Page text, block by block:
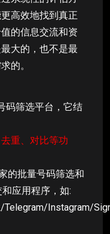
高效地找到真正
的信息交流和资
大的，也不是最
的。
码筛选平台，它结
重、对比等功
的批量号码筛选和
应用程序，如:
Instagram/